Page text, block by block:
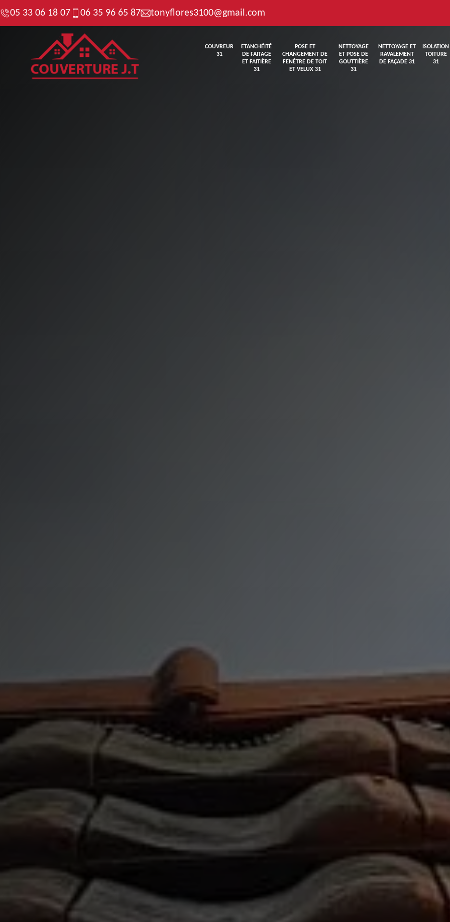
05 33 06 18 07 06 35 96 65 87 tonyflores3100@gmail.com
COUVREUR
31
ETANCHÉITÉ
DE FAITAGE
ET FAITIÈRE
31
POSE ET
CHANGEMENT DE
FENÊTRE DE TOIT
ET VELUX 31
NETTOYAGE
ET POSE DE
GOUTTIÈRE
31
NETTOYAGE ET
RAVALEMENT
DE FAÇADE 31
ISOLATION
TOITURE
31